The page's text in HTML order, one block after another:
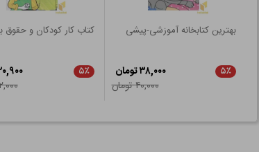
بهترین کتابخانه آموزشی-پیشی
۵٪
۳۸,۰۰۰ تومان
۴۰,۰۰۰ تومان
کتاب کار کودکان و حقوق
۵٪
۲۰,۹۰۰
۲۲,۰۰۰